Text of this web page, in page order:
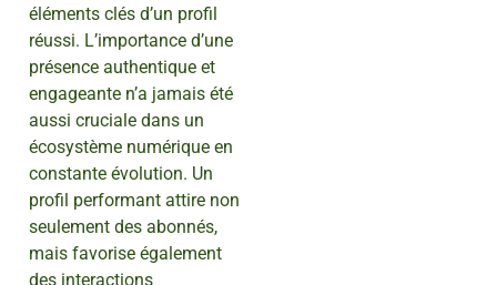
éléments clés d’un profil
réussi. L’importance d’une
présence authentique et
engageante n’a jamais été
aussi cruciale dans un
écosystème numérique en
constante évolution. Un
profil performant attire non
seulement des abonnés,
mais favorise également
des interactions